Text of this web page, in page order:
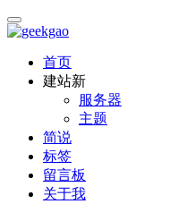
首页
建站新
服务器
主题
简说
标签
留言板
关于我